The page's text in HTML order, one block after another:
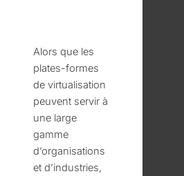
Alors que les
plates-formes
de virtualisation
peuvent servir à
une large
gamme
d’organisations
et d’industries,